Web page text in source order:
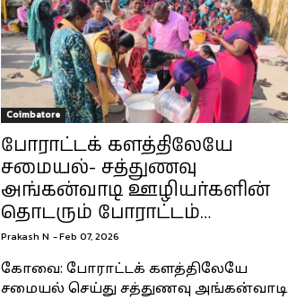
Coimbatore
போராட்டக் களத்திலேயே
சமையல்- சத்துணவு
அங்கன்வாடி ஊழியர்களின்
தொடரும் போராட்டம்…
Prakash N -Feb 07, 2026
கோவை: போராட்டக் களத்திலேயே
சமையல் செய்து சத்துணவு அங்கன்வாடி